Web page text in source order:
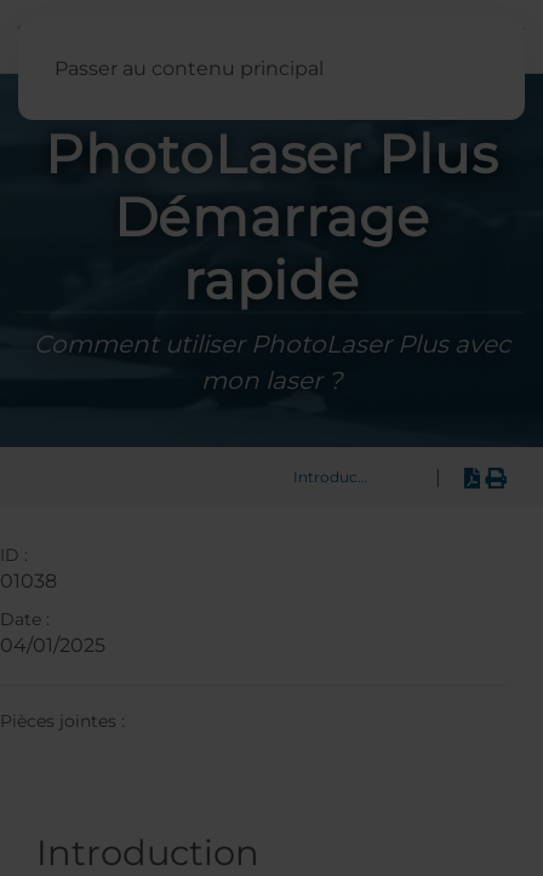
Passer au contenu principal
PhotoLaser Plus
Démarrage
rapide
Comment utiliser PhotoLaser Plus avec
mon laser ?
Introduction
Introduction
ID :
01038
Date :
04/01/2025
Pièces jointes :